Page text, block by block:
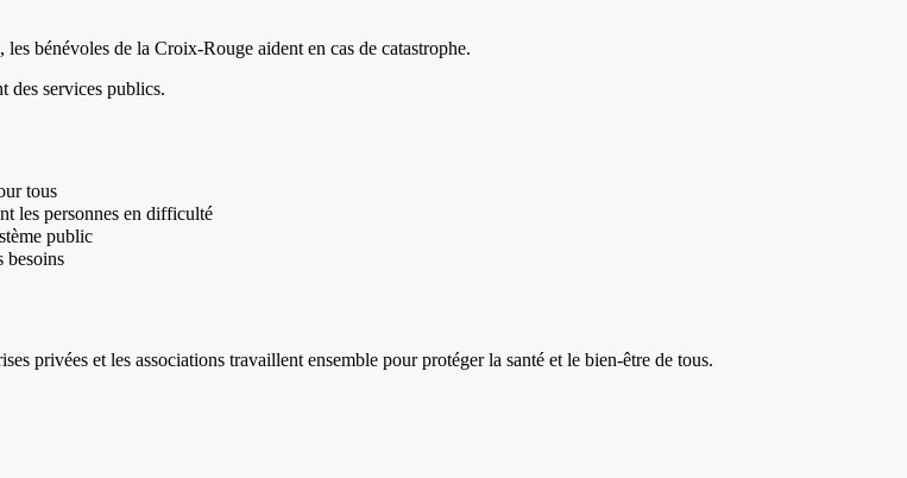
bénévoles de la Croix-Rouge aident en cas de catastrophe.
des services publics.
tous
les personnes en difficulté
public
besoins
privées et les associations travaillent ensemble pour protéger la santé et le bien-être de tous.